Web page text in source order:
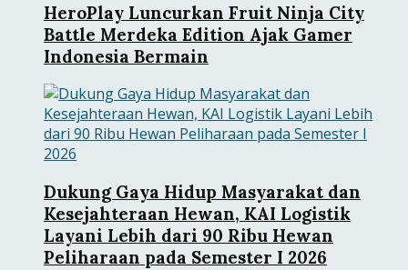
HeroPlay Luncurkan Fruit Ninja City
Battle Merdeka Edition Ajak Gamer
Indonesia Bermain
Dukung Gaya Hidup Masyarakat dan
Kesejahteraan Hewan, KAI Logistik
Layani Lebih dari 90 Ribu Hewan
Peliharaan pada Semester I 2026